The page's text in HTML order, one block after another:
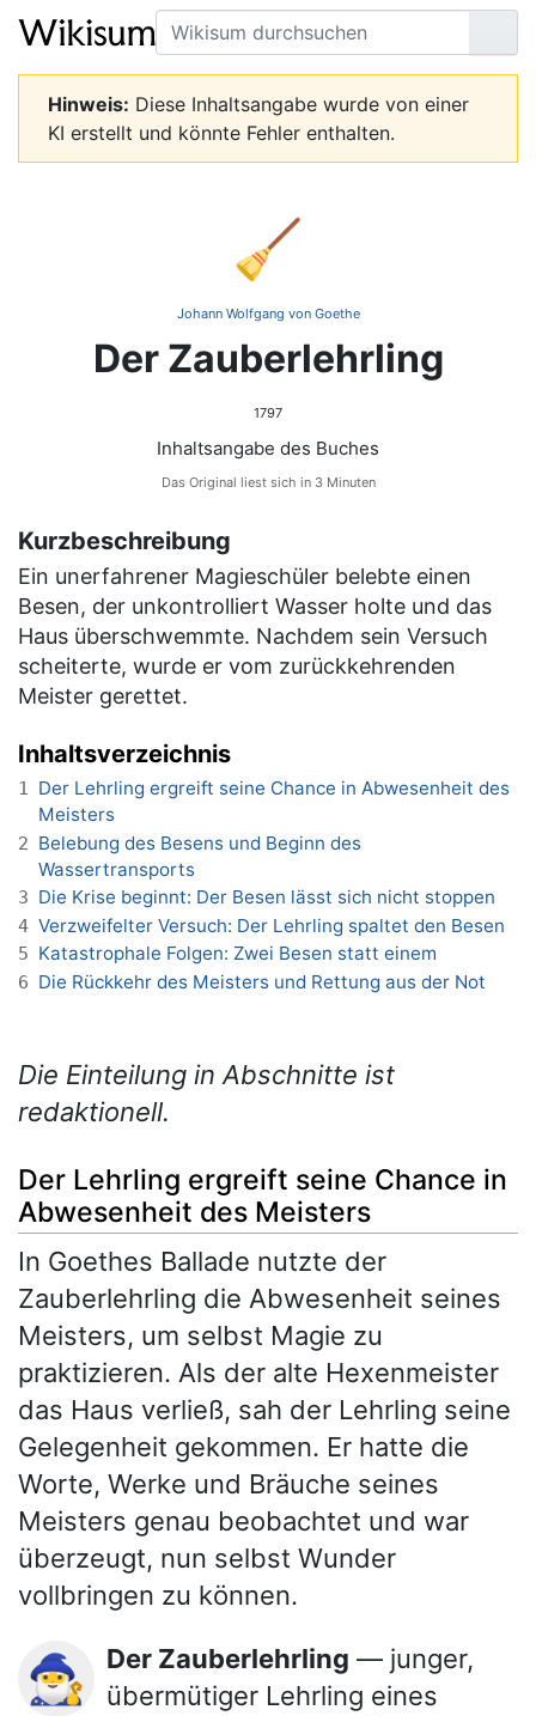
Suche
Seite
Hinweis: Diese Inhaltsangabe wurde von einer
KI erstellt und könnte Fehler enthalten.
🧹
Johann Wolfgang von Goethe
Der Zauberlehrling
1797
Inhaltsangabe des Buches
Das Original liest sich in 3 Minuten
Kurzbeschreibung
Ein unerfahrener Magieschüler belebte einen
Besen, der unkontrolliert Wasser holte und das
Haus überschwemmte. Nachdem sein Versuch
scheiterte, wurde er vom zurückkehrenden
Meister gerettet.
Inhaltsverzeichnis
1 Der Lehrling ergreift seine Chance in Abwesenheit des
Meisters
2 Belebung des Besens und Beginn des
Wassertransports
3 Die Krise beginnt: Der Besen lässt sich nicht stoppen
4 Verzweifelter Versuch: Der Lehrling spaltet den Besen
5 Katastrophale Folgen: Zwei Besen statt einem
6 Die Rückkehr des Meisters und Rettung aus der Not
Die Einteilung in Abschnitte ist
redaktionell.
Der Lehrling ergreift seine Chance in
Abwesenheit des Meisters
In Goethes Ballade nutzte der
Zauberlehrling die Abwesenheit seines
Meisters, um selbst Magie zu
praktizieren. Als der alte Hexenmeister
das Haus verließ, sah der Lehrling seine
Gelegenheit gekommen. Er hatte die
Worte, Werke und Bräuche seines
Meisters genau beobachtet und war
überzeugt, nun selbst Wunder
vollbringen zu können.
🧙‍♂️ Der Zauberlehrling — junger,
übermütiger Lehrling eines